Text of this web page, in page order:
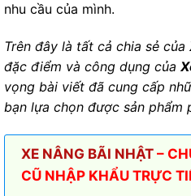
nhu cầu của mình.
Trên đây là tất cả chia sẻ của
đặc điểm và công dụng của
vọng bài viết đã cung cấp
bạn lựa chọn được sản phẩm
XE NÂNG BÃI NHẬT –
CŨ NHẬP KHẨU TRỰC